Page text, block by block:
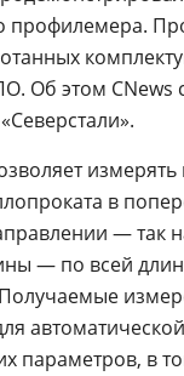
профилемера.
Об этом
в
— так
— по всей
параметров, в